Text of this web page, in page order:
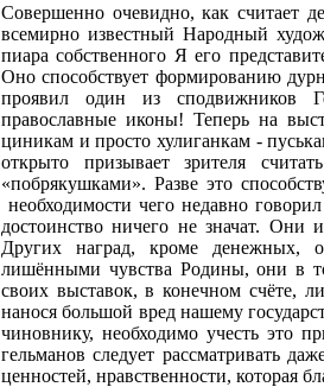
Совершенно очевидно, как считает
всемирно известный Народный
пиара собственного Я его
Оно способствует формированию
проявил один из сподвижников
православные иконы! Теперь на
циникам и просто хулиганкам -
открыто призывает зрителя
«побрякушками». Разве это
необходимости чего недавно
достоинство ничего не значат. Они
Других наград, кроме денежных,
лишёнными чувства Родины, они в
своих выставок, в конечном счёте,
нанося большой вред нашему
чиновнику, необходимо учесть это
гельманов следует рассматривать
ценностей, нравственности, которая